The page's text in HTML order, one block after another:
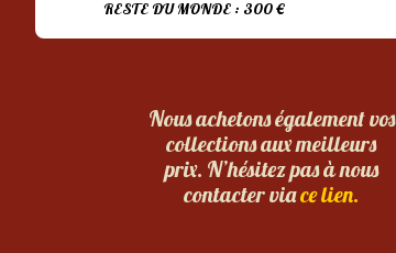
RESTE DU MONDE : 300 €
Nous achetons également vos
collections aux meilleurs
prix. N’hésitez pas à nous
contacter viace lien.